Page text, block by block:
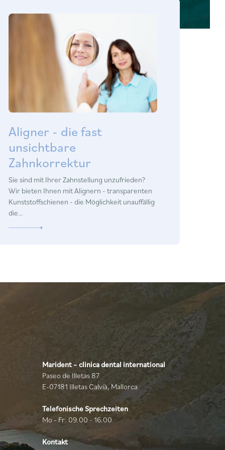
Aligner - die fast
unsichtbare
Zahnkorrektur
Sie sind mit Ihrer Zahnstellung unzufrieden?
Wir bieten Ihnen mit Alignern - transparenten
Kunststoffschienen - die Möglichkeit unauffällig
die…
Marident – clinica dental international
Paseo de Illetas 87
E-07181 Illetas Calvià, Mallorca
Telefonische Sprechzeiten
Mo - Fr: 09.00 - 16.00
Kontakt